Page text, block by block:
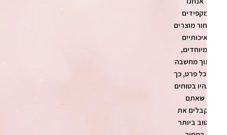
מוצרים
מחשבה
פרט, כך
בטוחים
את
ביותר